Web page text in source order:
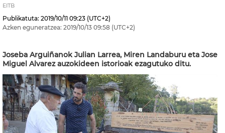
EITB
Publikatuta: 2019/10/11 09:23 (UTC+2)
Azken eguneratzea: 2019/10/13 09:58 (UTC+2)
Joseba Arguiñanok Julian Larrea, Miren Landaburu eta Jose
Miguel Alvarez auzokideen istorioak ezagutuko ditu.